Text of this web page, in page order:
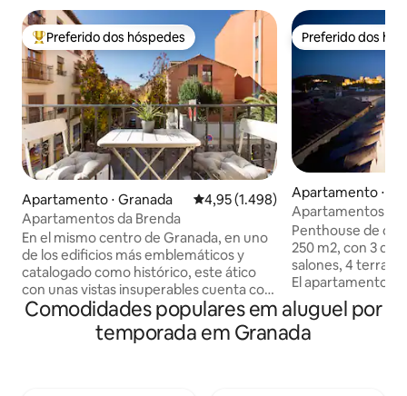
Entre os melhores preferidos dos hóspedes
Preferido dos hóspedes
Apartamento ⋅ Granada 4,95 de uma avaliação média de
4,95 (1.498)
Apartamentos da Brenda
En el mismo centro de Granada, en uno
de los edificios más emblemáticos y
catalogado como histórico, este ático
con unas vistas insuperables cuenta con
un amplio y elegante espacio donde
poder relajarte después de una intensa
Preferido dos
Preferido dos
Apartamento ⋅
Apartamentos de
3 quartos...
Penthouse de
250 m2, con 3
salones, 4
El apartamento
Alhambra, a la
Cocina muy
personas. Los interiores están
Comodidades populares em aluguel por
temporada em Granada